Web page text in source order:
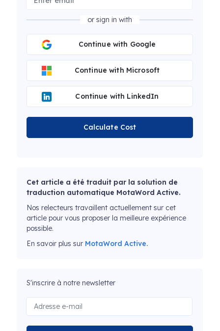
or sign in with
Continue with Google
Continue with Microsoft
Continue with LinkedIn
Calculate Cost
Cet article a été traduit par la solution de
traduction automatique MotaWord Active.
Nos relecteurs travaillent actuellement sur cet
article pour vous proposer la meilleure expérience
possible.
En savoir plus sur MotaWord Active.
S'inscrire à notre newsletter